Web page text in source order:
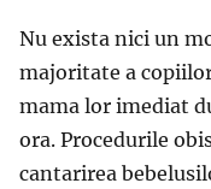
Nu exista nici un
majoritate a
mama lor imediat
ora. Procedurile
cantarirea